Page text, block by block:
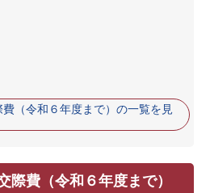
（令和６年度まで）の一覧を見
際費（令和６年度まで）